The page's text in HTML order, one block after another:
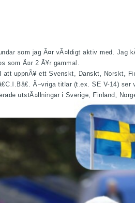
som jag Ã¤r vÃ¤ldigt aktiv med. Jag
som Ã¤r 2 Ã¥r gammal.
att uppnÃ¥ ett Svenskt, Danskt, Norskt,
Ã–vriga titlar (t.ex. SE V-14)
utstÃ¤llningar i Sverige, Finland,